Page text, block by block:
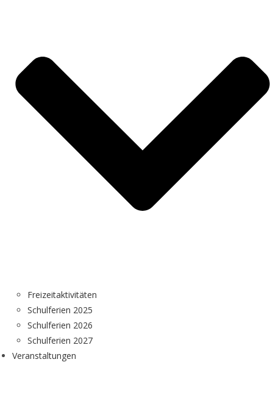
Freizeitaktivitäten
Schulferien 2025
Schulferien 2026
Schulferien 2027
Veranstaltungen